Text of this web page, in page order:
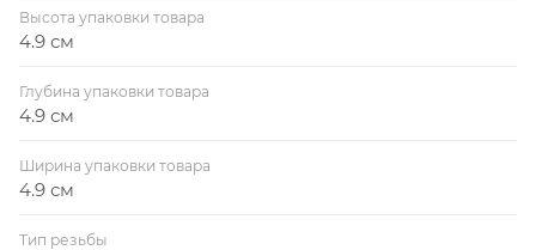
Высота упаковки товара
4.9 см
Глубина упаковки товара
4.9 см
Ширина упаковки товара
4.9 см
Тип резьбы